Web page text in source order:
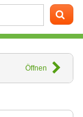
Öffnen